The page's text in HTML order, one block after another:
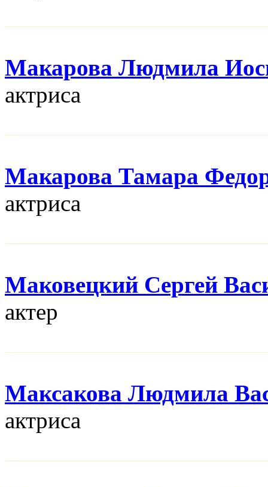
Макарова Людмила
актриса
Макарова Тамара
актриса
Маковецкий Сергей
актер
Максакова Людмила
актриса